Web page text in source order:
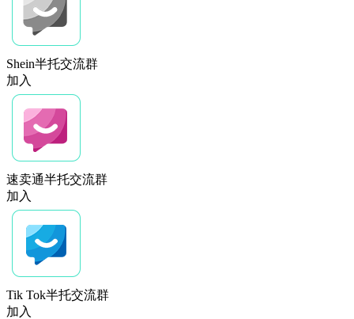
Shein半托交流群
加入
速卖通半托交流群
加入
Tik Tok半托交流群
加入